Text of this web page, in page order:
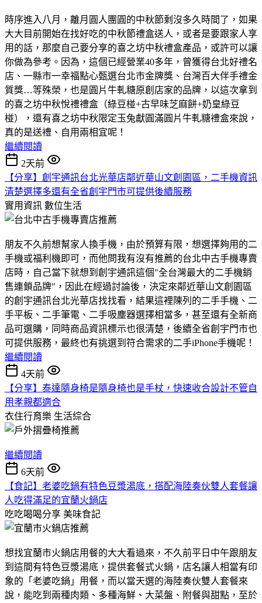
時序進入八月，離月圓人團圓的中秋節剩沒多久時間了，如果
大大目前開始在找好吃的中秋節禮盒送人，或者是要跟家人享
用的話，那麼自己要分享的喜之坊中秋禮盒產品，或許可以讓
你做為參考。因為，這個已經營業40多年，曾獲得台北好禮名
店、一縣市一幸福點心甄選台北市金牌獎、台灣百大伴手禮金
質獎…等殊榮，也是圓片牛軋糖原創店家的品牌，以這次拿到
的喜之坊中秋悅禮禮盒（綠豆椪+古早味芝麻餅+奶皇綠豆
椪），還有喜之坊中秋限定玉兔獻圓滿圓片牛軋糖禮盒來說，
真的是送禮、自用兩相宜呢！
繼續閱讀
2天前
【分享】創宇通訊台北光華店鄰近華山文創園區，二手機資訊
清楚選擇多還有全省創宇門市可提供後續服務
實用資訊 數位生活
朋友不久前想幫家人換手機，由於預算有限，想選擇夠用的二
手機或福利機即可，而他問我有沒有推薦的台北中古手機專賣
店時，自己當下就想到創宇通訊這個"全台灣最大的二手機銷
售連鎖品牌"，因此在經過討論後，決定來鄰近華山文創園區
的創宇通訊台北光華店找找看，結果這裡陳列的二手手機、二
手平板、二手筆電、二手吸塵器選擇相當多，甚至還有全新商
品可選購，同時商品資訊標示也很清楚，後續全省創宇門市也
可提供服務，最終也有挑選到符合需求的二手iPhone手機呢！
繼續閱讀
4天前
【分享】泰達隨身椅是隨身椅也是手杖，快速收合設計不管自
用孝親都適合
衣住行育樂 生活綜合
繼續閱讀
6天前
【食記】老婆吃鍋有特色豆漿湯底，搭配海陸奏伙雙人套餐讓
人吃得滿足的宜蘭火鍋店
吃吃喝喝分享 美味食記
想找宜蘭市火鍋店用餐的大大看過來，不久前平日中午跟朋友
到這間有特色豆漿湯底，提供套餐式火鍋，店名讓人相當有印
象的「老婆吃鍋」用餐，而以當天選的海陸奏伙雙人套餐來
說，能吃到兩種肉類、多種海鮮、大菜盤、附餐與甜點，至於